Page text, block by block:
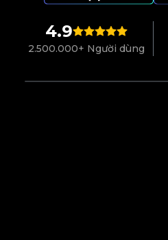
4.9
2.500.000+ Người dùng